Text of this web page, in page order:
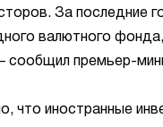
За последние
валютного
сообщил премьер-
что иностранные